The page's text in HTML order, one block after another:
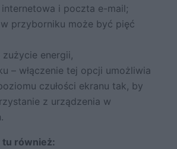
i poczta e-mail;
przyborniku może być pięć
energii,
– włączenie tej opcji umożliwia
czułości ekranu tak, by
z urządzenia w
tu również: